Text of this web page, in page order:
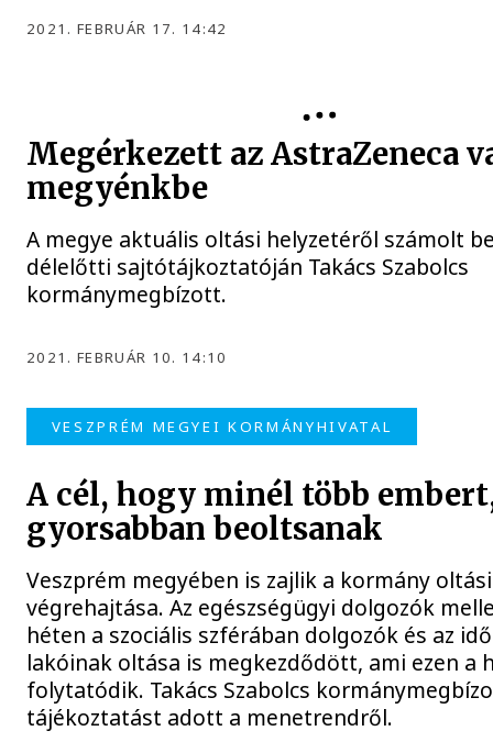
2021. FEBRUÁR 17. 14:42
Megérkezett az AstraZeneca
megyénkbe
A megye aktuális oltási helyzetéről számolt
délelőtti sajtótájkoztatóján Takács Szabolcs
kormánymegbízott.
2021. FEBRUÁR 10. 14:10
VESZPRÉM MEGYEI KORMÁNYHIVATAL
A cél, hogy minél több
gyorsabban beoltsanak
Veszprém megyében is zajlik a kormány
végrehajtása. Az egészségügyi dolgozók
héten a szociális szférában dolgozók és az
lakóinak oltása is megkezdődött, ami ezen a
folytatódik. Takács Szabolcs
tájékoztatást adott a menetrendről.